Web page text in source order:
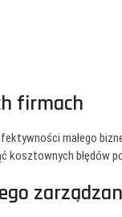
firmach
małego
kosztownych błędów